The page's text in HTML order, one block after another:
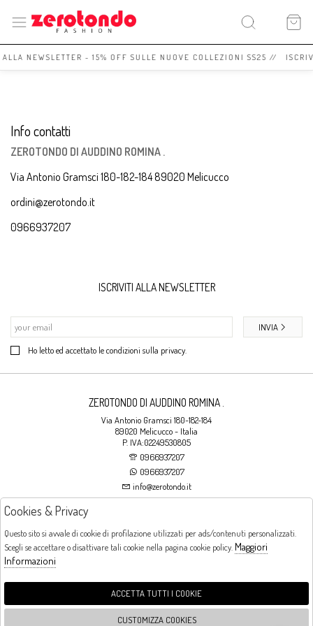
NEWSLETTER - 15% OFF SULLE NUOVE COLLEZIONI SS25 //
Info contatti
ZEROTONDO DI AUDDINO ROMINA .
Via Antonio Gramsci 180-182-184 89020 Melicucco
ordini@zerotondo.it
0966937207
ISCRIVITI ALLA NEWSLETTER
Ho letto ed accettato le condizioni sulla privacy.
INVIA
ZEROTONDO DI AUDDINO ROMINA .
Via Antonio Gramsci 180-182-184
89020 Melicucco - Italia
P. IVA:02249530805
0966937207
0966937207
info@zerotondo.it
Orari di apertura
LUNEDI: CHIUSO LA MATTINA - DALLE 16:00 ALLE 20:00 DAL MARTEDI AL
Cookies & Privacy
Questo sito si avvale di cookie di profilazione utilizzati per ads/contenuti personalizzati.
Scegli se accettare o disattivare tali cookie nella pagina cookie policy. Maggiori
Informazioni
ACCETTA TUTTI I COOKIE
CUSTOMIZZA COOKIES